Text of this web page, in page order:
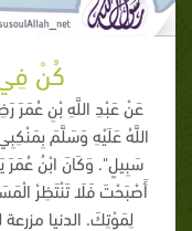
كُنْ فِي
عَنْ عَبْدِ اللَّهِ بْنِ عُمَرَ
اللَّهُ عَلَيْهِ وَسَلَّمَ
سَبِيلٍ". وَكَانَ ابْنُ عُمَرَ
أَصْبَحْتَ فَلَا تَنْتَظِرْ
لِمَوْتِكَ. الدنيا